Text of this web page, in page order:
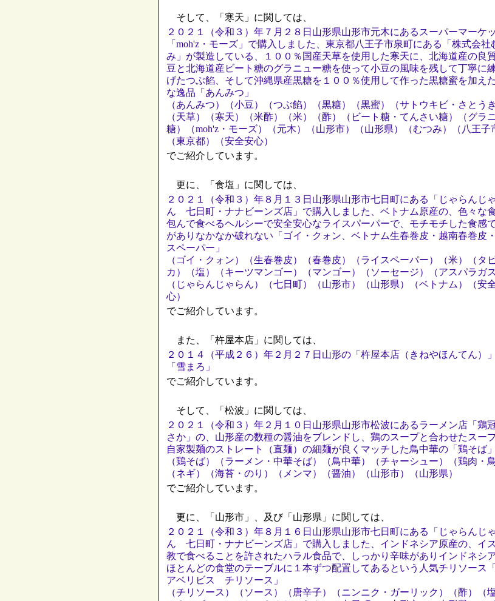
そして、「寒天」に関しては、
２０２１（令和３）年７月２８日山形県山形市元木にあるスーパーマーケ
「moh'z・モーズ」で購入しました、東京都八王子市泉町にある「株式会社
み」が製造している、１００％国産天草を使用した寒天に、北海道産の良
豆と北海道産ビート糖のグラニュー糖を使って小豆の風味を残して丁寧に
げたつぶ餡、そして沖縄県産黒糖を１００％使用して作った黒糖蜜を加え
な逸品「あんみつ」
（あんみつ）（小豆）（つぶ餡）（黒糖）（黒蜜）（サトウキビ・さとうき
（天草）（寒天）（米酢）（米）（酢）（ビート糖・てんさい糖）（グラ
糖）（moh'z・モーズ）（元木）（山形市）（山形県）（むつみ）（八王子
（東京都）（安全安心）
でご紹介しています。
更に、「食塩」に関しては、
２０２１（令和３）年８月１３日山形県山形市七日町にある「じゃらんじ
ん 七日町・ナナビーンズ店」で購入しました、ベトナム原産の、色々な
包んで食べるヘルシーで安全安心なライスパーパーで、モチモチした食感
がありなかなか破れない「ゴイ・クォン、ベトナム生春巻皮・越南春巻皮
スペーパー」
（ゴイ・クォン）（生春巻皮）（春巻皮）（ライスペーパー）（米）（タ
カ）（塩）（キーツマンゴー）（マンゴー）（ソーセージ）（アスパラガス
（じゃらんじゃらん）（七日町）（山形市）（山形県）（ベトナム）（安
心）
でご紹介しています。
また、「杵屋本店」に関しては、
２０１４（平成２６）年２月２７日山形の「杵屋本店（きねやほんてん）
「雪まろ」
でご紹介しています。
そして、「松波」に関しては、
２０２１（令和３）年２月１０日山形県山形市松波にあるラーメン店「鶏
さか」の、山形産の数種の醤油をブレンドし、鶏のスープと合わせたスープ
自家製麺のストレート（直麺）の細麺が良くマッチした鳥中華の「鶏そば」
（鶏そば）（ラーメン・中華そば）（鳥中華）（チャーシュー）（鶏肉・鳥
（ネギ）（海苔・のり）（メンマ）（醤油）（山形市）（山形県）
でご紹介しています。
更に、「山形市」、及び「山形県」に関しては、
２０２１（令和３）年８月１６日山形県山形市七日町にある「じゃらんじ
ん 七日町・ナナビーンズ店」で購入しました、インドネシア原産の、イ
教で食べることを許されたハラル食品で、しっかり辛味がありインドネシ
ほとんどの食堂のテーブルに１本ずつ配置してあるという人気チリソース
アベリビス チリソース」
（チリソース）（ソース）（唐辛子）（ニンニク・ガーリック）（酢）（塩